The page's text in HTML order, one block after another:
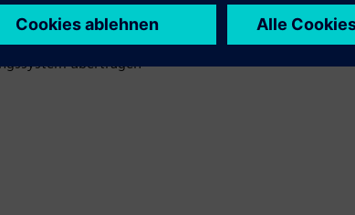
Campus bei Competitive Economics
Wi-Fi-Anbietern
übertragen